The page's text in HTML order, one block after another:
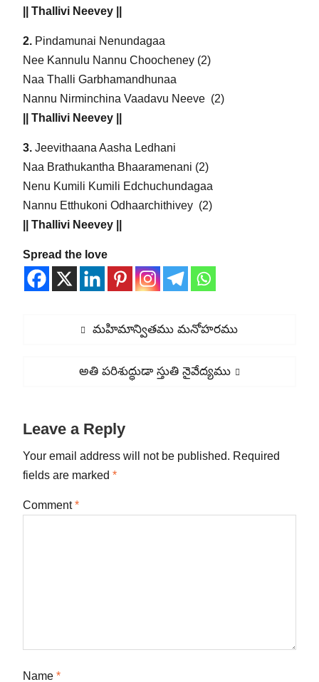
|| Thallivi Neevey ||
2.Pindamunai Nenundagaa
Nee Kannulu Nannu Choocheney (2)
Naa Thalli Garbhamandhunaa
Nannu Nirminchina Vaadavu Neeve (2)
|| Thallivi Neevey ||
3.Jeevithaana Aasha Ledhani
Naa Brathukantha Bhaaramenani (2)
Nenu Kumili Kumili Edchuchundagaa
Nannu Etthukoni Odhaarchithivey (2)
|| Thallivi Neevey ||
Spread the love
Previous
మహిమాన్వితము మనోహరము
Next
అతి పరిశుద్ధుడా స్తుతి నైవేద్యము
Leave a Reply
Your email address will not be published. Required
fields are marked *
Comment*
Name *